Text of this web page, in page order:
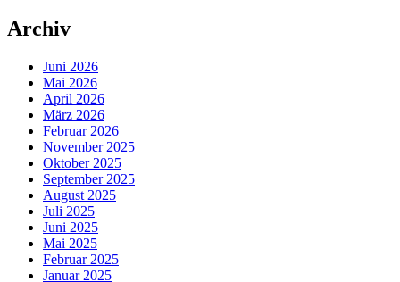
Archiv
Juni 2026
Mai 2026
April 2026
März 2026
Februar 2026
November 2025
Oktober 2025
September 2025
August 2025
Juli 2025
Juni 2025
Mai 2025
Februar 2025
Januar 2025